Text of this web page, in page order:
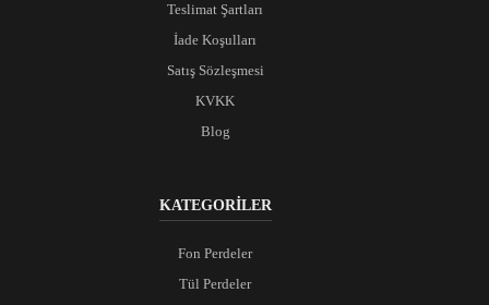
Teslimat Şartları
İade Koşulları
Satış Sözleşmesi
KVKK
Blog
KATEGORİLER
Fon Perdeler
Tül Perdeler